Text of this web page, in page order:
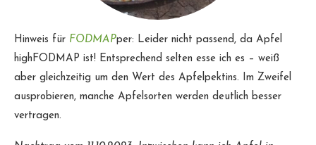
Hinweis für FODMAPper: Leider nicht passend, da Apfel
highFODMAP ist! Entsprechend selten esse ich es – weiß
aber gleichzeitig um den Wert des Apfelpektins. Im Zweifel
ausprobieren, manche Apfelsorten werden deutlich besser
vertragen.